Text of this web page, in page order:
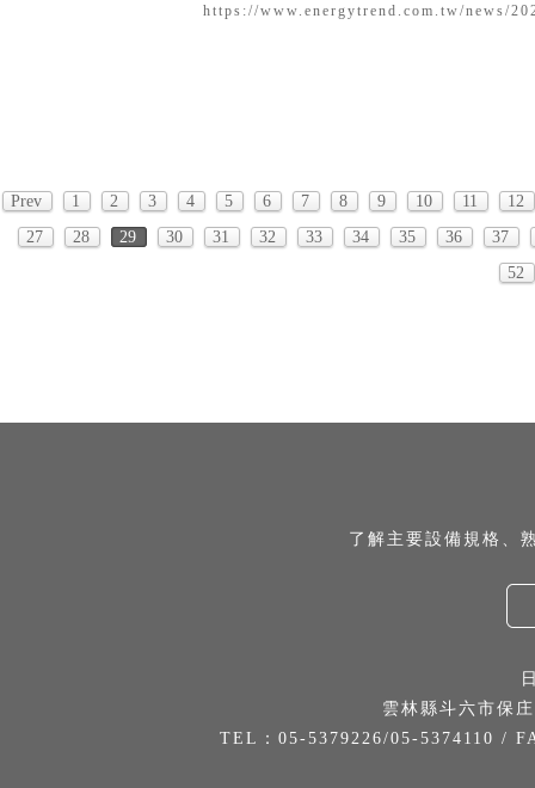
https://www.energytrend.com.tw/news/
Prev 1 2 3 4 5 6 7 8 9 10 11
12
27
28 29 30 31 32 33 34 35 36
37
52
了解主要設備規格、
雲林縣斗六市保
TEL：05-5379226/05-5374110 /